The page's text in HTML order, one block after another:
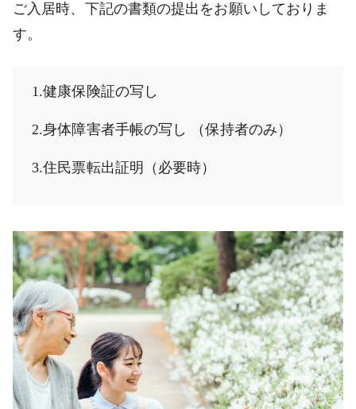
ご入居時、下記の書類の提出をお願いしておりま
す。
1.健康保険証の写し
2.身体障害者手帳の写し （保持者のみ）
3.住民票転出証明（必要時）